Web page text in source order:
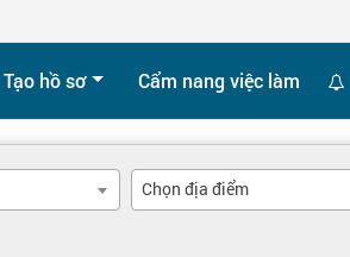
Tạo hồ sơ Cẩm nang việc làm
Chọn địa điểm